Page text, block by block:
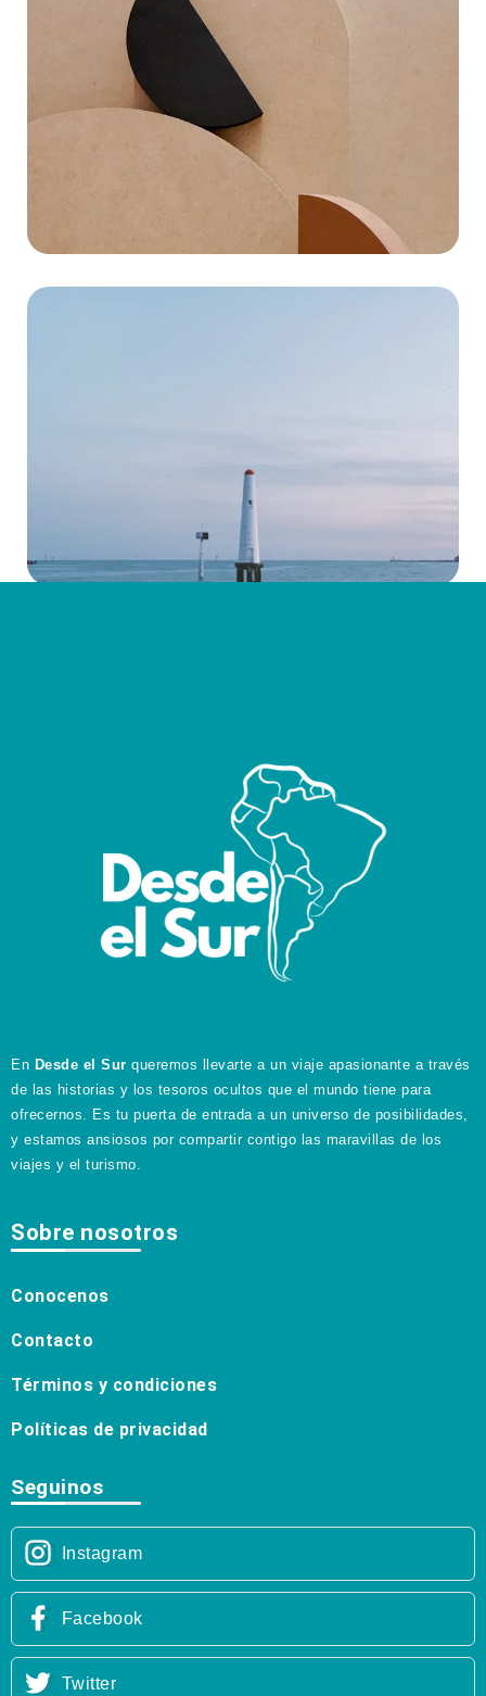
En Desde el Sur queremos llevarte a un viaje apasionante a través
de las historias y los tesoros ocultos que el mundo tiene para
ofrecernos. Es tu puerta de entrada a un universo de posibilidades,
y estamos ansiosos por compartir contigo las maravillas de los
viajes y el turismo.
Sobre nosotros
Conocenos
Contacto
Términos y condiciones
Políticas de privacidad
Seguinos
Instagram
Facebook
Twitter